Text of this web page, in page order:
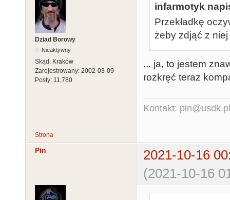
Dziad Borowy
Nieaktywny
Skąd: Kraków
Zarejestrowany: 2002-03-09
Posty: 11,780
infarmotyk
Przekładkę
żeby zdjąć z
... ja, to jestem
rozkręć teraz
Kontakt: pin@usdk.pl
Strona
Pin
2021-10-16
(2021-10-16